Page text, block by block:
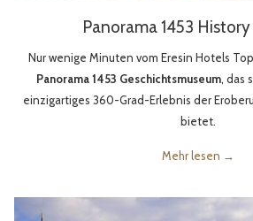
Panorama 1453
Nur wenige Minuten vom Eresin Hotels
Panorama 1453 Geschichtsmuseum, das
einzigartiges 360-Grad-Erlebnis der
bietet.
Mehr lesen